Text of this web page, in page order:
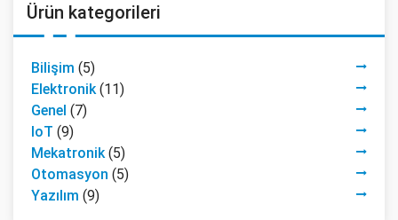
Ürün kategorileri
Bilişim (5)
Elektronik (11)
Genel (7)
IoT (9)
Mekatronik (5)
Otomasyon (5)
Yazılım (9)